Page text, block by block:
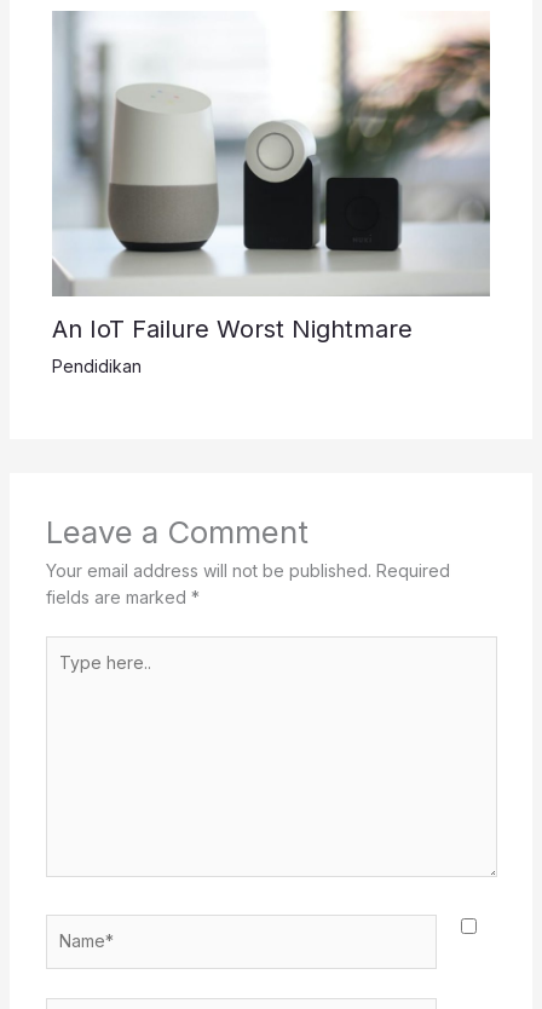
An IoT Failure Worst Nightmare
Pendidikan
Leave a Comment
Your email address will not be published. Required
fields are marked *
here..